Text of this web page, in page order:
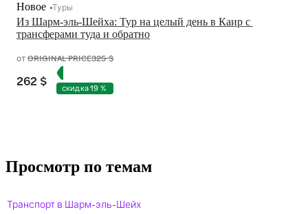
Из Шарм-эль-Шейха: Тур на целый день в Каир с
трансферами туда и обратно
Новое Туры
отORIGINAL PRICE325 $
262 $ скидка 19 %
Просмотр по темам
Транспорт в Шарм-эль-Шейх